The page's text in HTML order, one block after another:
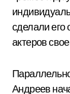
сделали
актеров
Андреев